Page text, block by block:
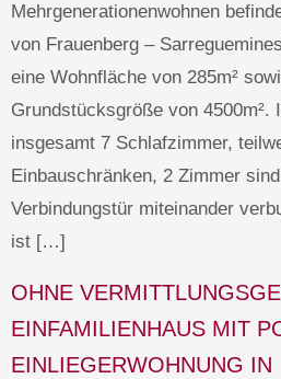
Mehrgenerationenwohnen
von Frauenberg –
eine Wohnfläche von 285m²
Grundstücksgröße von 4500m².
insgesamt 7 Schlafzimmer,
Einbauschränken, 2 Zimmer
Verbindungstür miteinander
ist […]
OHNE
EINFAMILIENHAUS MIT
EINLIEGERWOHNUNG IN